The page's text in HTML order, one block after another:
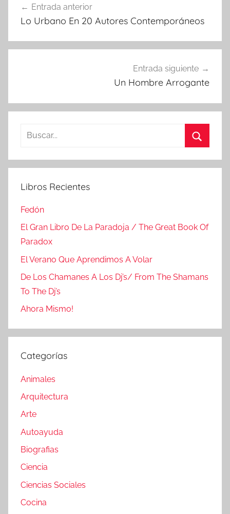
de
Entrada anterior
Lo Urbano En 20 Autores Contemporáneos
Entrada siguiente
Un Hombre Arrogante
Buscar:
Libros Recientes
Fedón
El Gran Libro De La Paradoja / The Great Book Of
Paradox
El Verano Que Aprendimos A Volar
De Los Chamanes A Los Dj’s/ From The Shamans
To The Dj’s
Ahora Mismo!
Categorías
Animales
Arquitectura
Arte
Autoayuda
Biografias
Ciencia
Ciencias Sociales
Cocina